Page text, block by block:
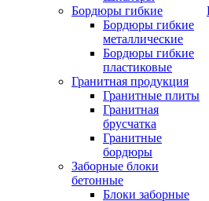
Бордюры гибкие
Бордюры гибкие
металлические
Бордюры гибкие
пластиковые
Гранитная продукция
Гранитные плиты
Гранитная
брусчатка
Гранитные
бордюры
Заборные блоки
бетонные
Блоки заборные